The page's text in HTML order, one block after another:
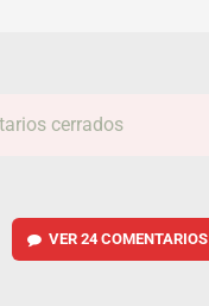
cerrados
VER 24 COMENTARIOS